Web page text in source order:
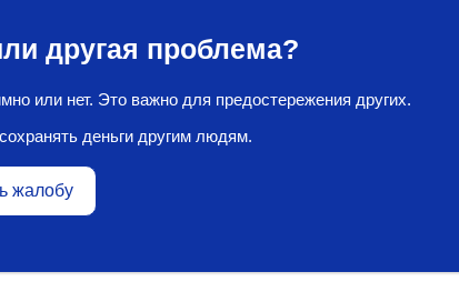
другая проблема?
или нет. Это важно для предостережения других.
деньги другим людям.
жалобу